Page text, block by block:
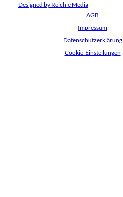
Designed by Reichle Media
AGB
Impressum
Datenschutzerklärung
Cookie-Einstellungen